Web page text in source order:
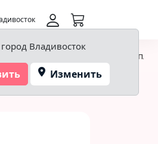
Владивосток
Изменить
и хобби Детская